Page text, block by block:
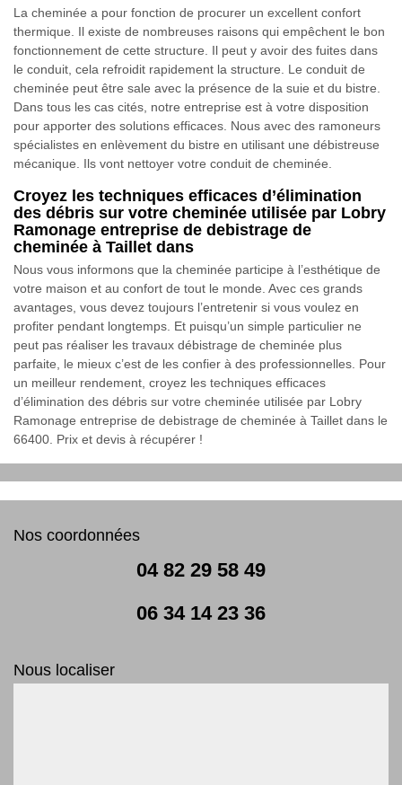
La cheminée a pour fonction de procurer un excellent confort
thermique. Il existe de nombreuses raisons qui empêchent le bon
fonctionnement de cette structure. Il peut y avoir des fuites dans
le conduit, cela refroidit rapidement la structure. Le conduit de
cheminée peut être sale avec la présence de la suie et du bistre.
Dans tous les cas cités, notre entreprise est à votre disposition
pour apporter des solutions efficaces. Nous avec des ramoneurs
spécialistes en enlèvement du bistre en utilisant une débistreuse
mécanique. Ils vont nettoyer votre conduit de cheminée.
Croyez les techniques efficaces d’élimination
des débris sur votre cheminée utilisée par Lobry
Ramonage entreprise de debistrage de
cheminée à Taillet dans
Nous vous informons que la cheminée participe à l’esthétique de
votre maison et au confort de tout le monde. Avec ces grands
avantages, vous devez toujours l’entretenir si vous voulez en
profiter pendant longtemps. Et puisqu’un simple particulier ne
peut pas réaliser les travaux débistrage de cheminée plus
parfaite, le mieux c’est de les confier à des professionnelles. Pour
un meilleur rendement, croyez les techniques efficaces
d’élimination des débris sur votre cheminée utilisée par Lobry
Ramonage entreprise de debistrage de cheminée à Taillet dans le
66400. Prix et devis à récupérer !
Nos coordonnées
04 82 29 58 49
06 34 14 23 36
Nous localiser